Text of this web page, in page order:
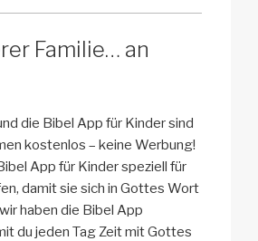
Familie… an
die Bibel App für Kinder sind
kostenlos – keine Werbung!
App für Kinder speziell für
damit sie sich in Gottes Wort
haben die Bibel App
du jeden Tag Zeit mit Gottes